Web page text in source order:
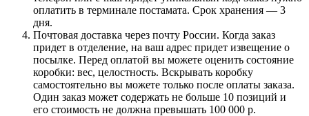
оплатить в терминале постамата. Срок хранения — 3
дня.
Почтовая доставка через почту России. Когда заказ
придет в отделение, на ваш адрес придет извещение о
посылке. Перед оплатой вы можете оценить состояние
коробки: вес, целостность. Вскрывать коробку
самостоятельно вы можете только после оплаты заказа.
Один заказ может содержать не больше 10 позиций и
его стоимость не должна превышать 100 000 р.